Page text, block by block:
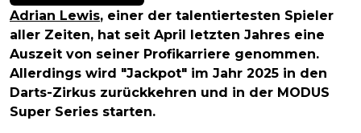
Adrian Lewis, einer der talentiertesten Spieler
aller Zeiten, hat seit April letzten Jahres eine
Auszeit von seiner Profikarriere genommen.
Allerdings wird "Jackpot" im Jahr 2025 in den
Darts-Zirkus zurückkehren und in der MODUS
Super Series starten.